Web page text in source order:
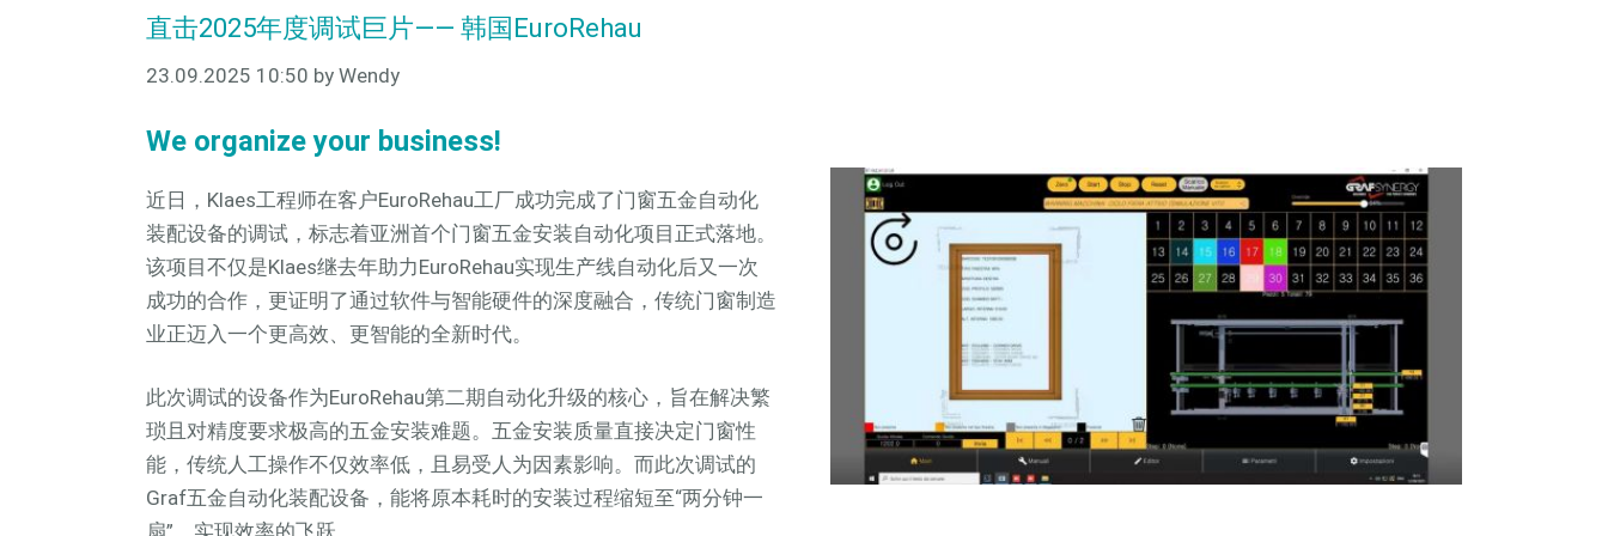
直击2025年度调试巨片—— 韩国EuroRehau
23.09.2025 10:50 by Wendy
We organize your business!
近日，Klaes工程师在客户EuroRehau工厂成功完成了门窗五金自动化
装配设备的调试，标志着亚洲首个门窗五金安装自动化项目正式落地。
该项目不仅是Klaes继去年助力EuroRehau实现生产线自动化后又一次
成功的合作，更证明了通过软件与智能硬件的深度融合，传统门窗制造
业正迈入一个更高效、更智能的全新时代。
此次调试的设备作为EuroRehau第二期自动化升级的核心，旨在解决繁
琐且对精度要求极高的五金安装难题。五金安装质量直接决定门窗性
能，传统人工操作不仅效率低，且易受人为因素影响。而此次调试的
Graf五金自动化装配设备，能将原本耗时的安装过程缩短至“两分钟一